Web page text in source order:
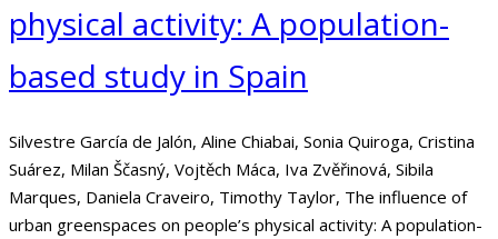
physical activity: A population-
based study in Spain
Silvestre García de Jalón, Aline Chiabai, Sonia Quiroga, Cristina
Suárez, Milan Ščasný, Vojtěch Máca, Iva Zvěřinová, Sibila
Marques, Daniela Craveiro, Timothy Taylor, The influence of
urban greenspaces on people’s physical activity: A population-